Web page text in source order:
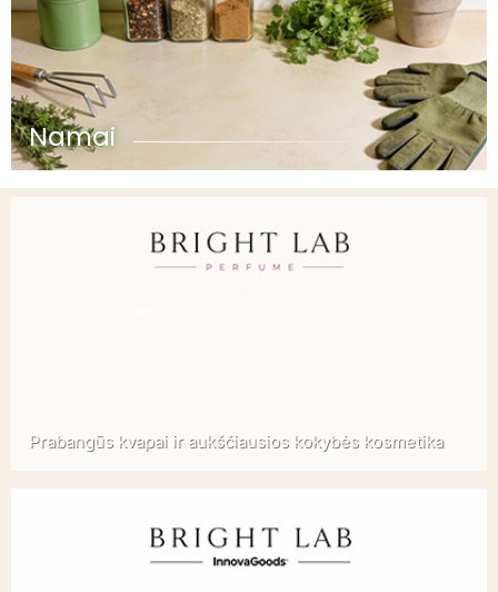
Namai
Prabangūs kvapai ir aukščiausios kokybės kosmetika